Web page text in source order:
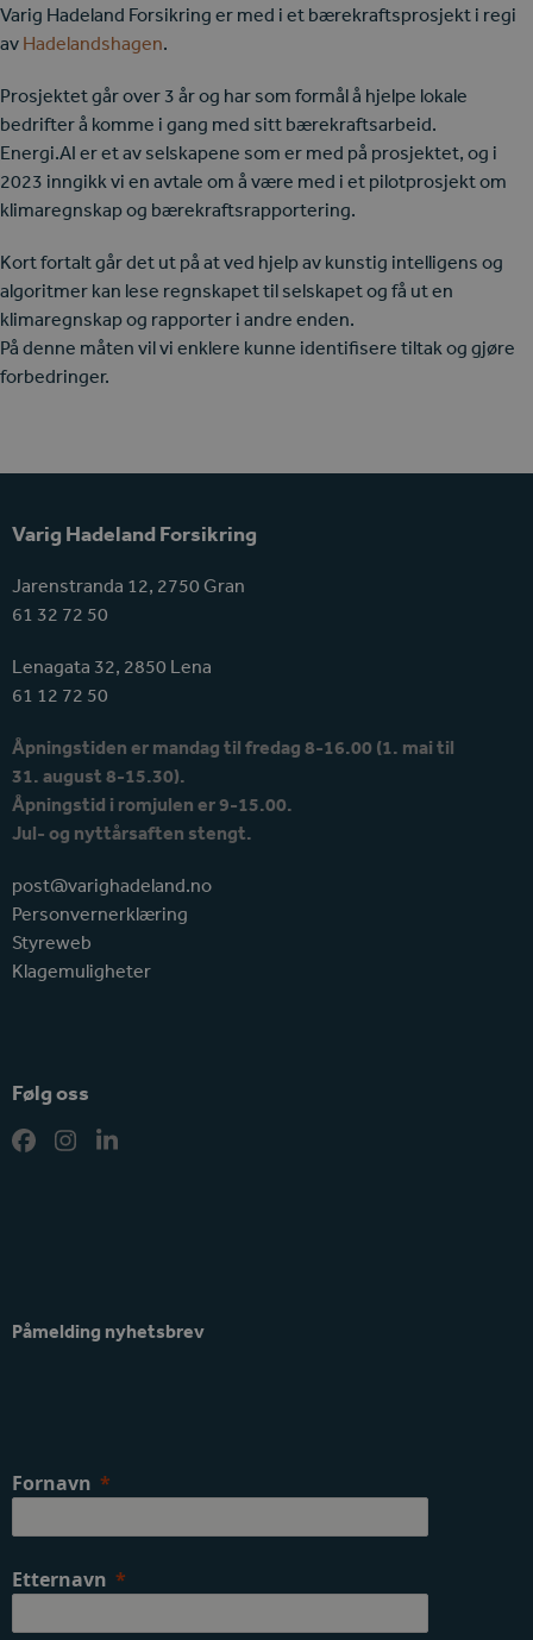
Varig Hadeland Forsikring er med i et bærekraftsprosjekt i regi
av Hadelandshagen.
Prosjektet går over 3 år og har som formål å hjelpe lokale
bedrifter å komme i gang med sitt bærekraftsarbeid.
Energi.AI er et av selskapene som er med på prosjektet, og i
2023 inngikk vi en avtale om å være med i et pilotprosjekt om
klimaregnskap og bærekraftsrapportering.
Kort fortalt går det ut på at ved hjelp av kunstig intelligens og
algoritmer kan lese regnskapet til selskapet og få ut en
klimaregnskap og rapporter i andre enden.
På denne måten vil vi enklere kunne identifisere tiltak og gjøre
forbedringer.
Varig Hadeland Forsikring
Jarenstranda 12, 2750 Gran
61 32 72 50
Lenagata 32, 2850 Lena
61 12 72 50
Åpningstiden er mandag til fredag 8-16.00 (1. mai til
31. august 8-15.30).
Åpningstid i romjulen er 9-15.00.
Jul- og nyttårsaften stengt.
post@varighadeland.no
Personvernerklæring
Styreweb
Klagemuligheter
Følg oss
Facebook
Instagram
LinkedIn
Påmelding nyhetsbrev
Fornavn
Etternavn